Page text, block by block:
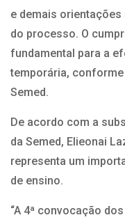
e demais
do processo. O
fundamental para a
temporária,
Semed.
De acordo com a
da Semed, Elieonai
representa um
de ensino.
“A 4ª convocação